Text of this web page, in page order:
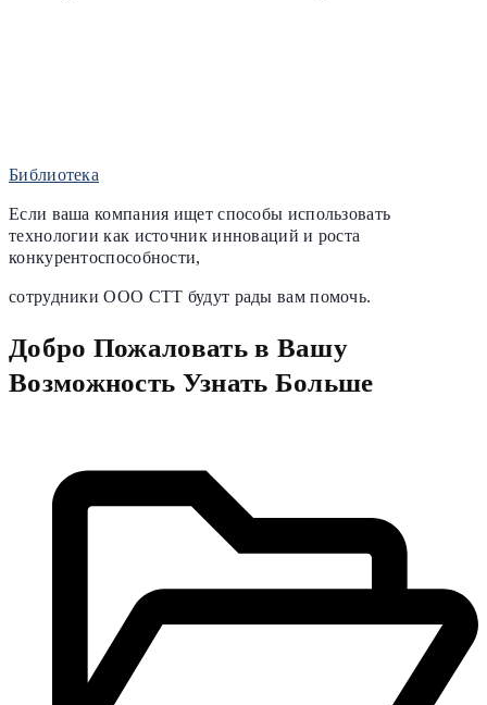
Библиотека
Если ваша компания ищет способы использовать
технологии как источник инноваций и роста
конкурентоспособности,
сотрудники OOO CTT будут рады вам помочь.
Добро Пожаловать в Вашу
Возможность Узнать Больше